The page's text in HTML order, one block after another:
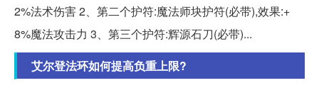
2%法术伤害 2、第二个护符:魔法师块护符(必带),效果:+
8%魔法攻击力 3、第三个护符:辉源石刀(必带)...
艾尔登法环如何提高负重上限?